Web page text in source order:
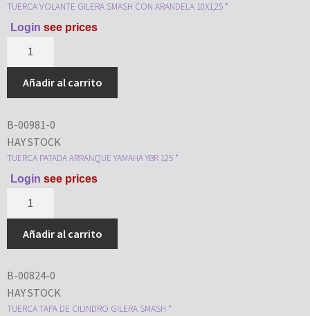
TUERCA VOLANTE GILERA SMASH CON ARANDELA 10X1,25 *
Login see prices
Añadir al carrito
B-00981-0
HAY STOCK
TUERCA PATADA ARRANQUE YAMAHA YBR 125 *
Login see prices
Añadir al carrito
B-00824-0
HAY STOCK
TUERCA TAPA DE CILINDRO GILERA SMASH *